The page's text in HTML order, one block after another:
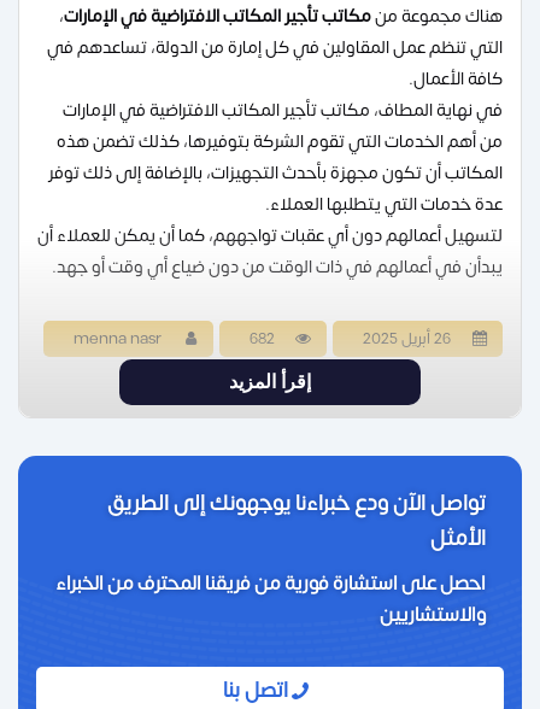
هناك مجموعة منمكاتب تأجير المكاتب الافتراضية في الإمارات،
التي تنظم عمل المقاولين في كل إمارة من الدولة، تساعدهم في
كافة الأعمال.
في نهاية المطاف، مكاتب تأجير المكاتب الافتراضية في الإمارات
من أهم الخدمات التي تقوم الشركة بتوفيرها، كذلك تضمن هذه
المكاتب أن تكون مجهزة بأحدث التجهيزات، بالإضافة إلى ذلك توفر
عدة خدمات التي يتطلبها العملاء.
لتسهيل أعمالهم دون أي عقبات تواجههم، كما أن يمكن للعملاء أن
يبدأن في أعمالهم في ذات الوقت من دون ضياع أي وقت أو جهد.
26 أبريل 2025 682
menna nasr
إقرأ المزيد
تواصل الآن ودع خبراءنا يوجهونك إلى الطريق
الأمثل
احصل على استشارة فورية من فريقنا المحترف من الخبراء
والاستشاريين
اتصل بنا